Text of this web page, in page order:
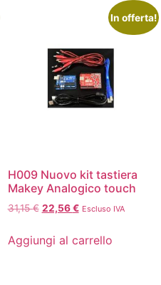
In offerta!
H009 Nuovo kit tastiera
Makey Analogico touch
31,15€ 22,56€ Escluso IVA
Aggiungi al carrello